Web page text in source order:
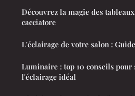
Découvrez la magie des
cacciatore
L'éclairage de votre salon :
Luminaire : top 10 conseils pour
l'éclairage idéal